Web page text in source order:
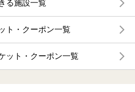
る施設一覧
ト・クーポン一覧
ット・クーポン一覧